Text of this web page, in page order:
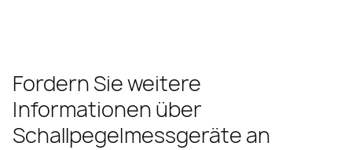
Fordern Sie weitere
Informationen über
Schallpegelmessgeräte an